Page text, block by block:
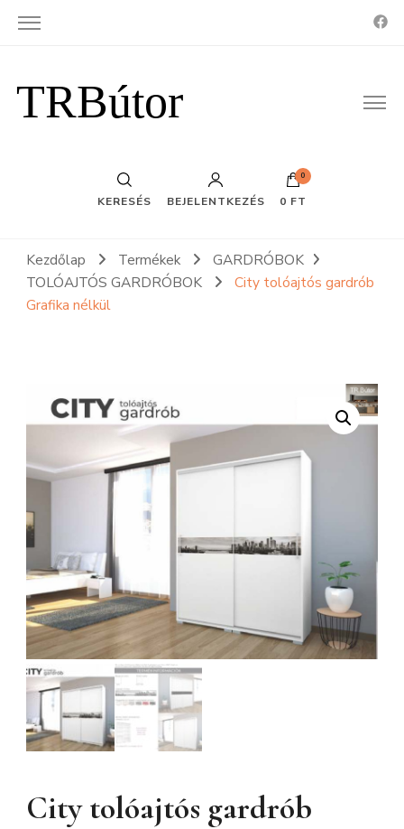
TRBútor
KERESÉS BEJELENTKEZÉS
0
0 FT
Kezdőlap Termékek
GARDRÓBOK
TOLÓAJTÓS GARDRÓBOK
City tolóajtós gardrób
Grafika nélkül
City tolóajtós gardrób